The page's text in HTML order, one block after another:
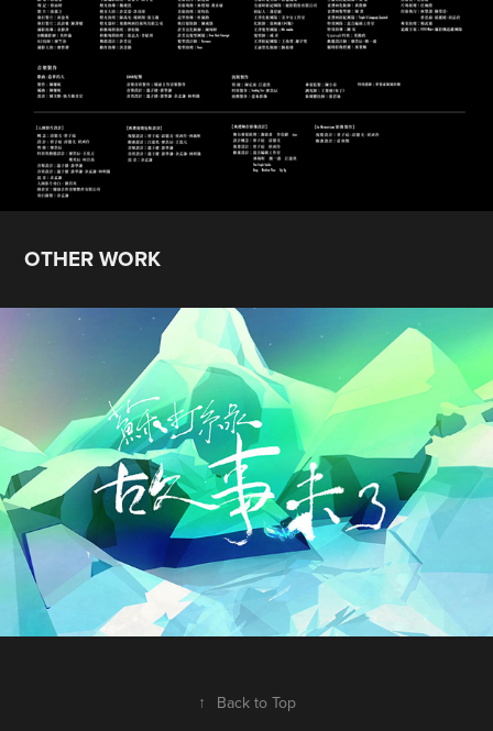
OTHER WORK
2015 蘇打綠《故事未了》 - 小星星組曲
↑ Back to Top